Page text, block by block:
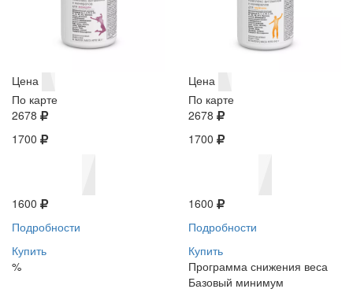
Цена
По карте
2678
1700
1600
Подробности
Купить
%
Цена
По карте
2678
1700
1600
Подробности
Купить
Программа снижения веса
Базовый минимум